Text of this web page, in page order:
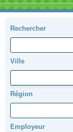
Rechercher
Ville
Région
Employeur